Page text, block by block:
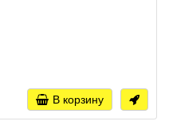
В корзину